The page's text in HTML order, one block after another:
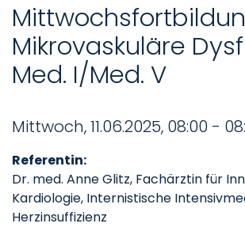
Mikrovaskuläre
Med. I/Med. V
Mittwoch, 11.06.2025, 08:00 -
Referentin:
Dr. med. Anne Glitz, Fachärztin für
Kardiologie, Internistische
Herzinsuffizienz